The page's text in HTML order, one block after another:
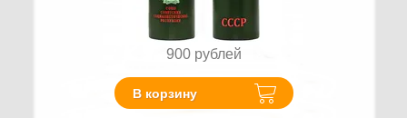
900 рублей
В корзину